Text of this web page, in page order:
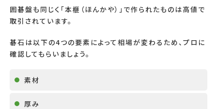
囲碁盤も同じく「本榧（ほんかや）」で作られたものは高値で
取引されています。
碁石は以下の4つの要素によって相場が変わるため、プロに
確認してもらいましょう。
素材
厚み